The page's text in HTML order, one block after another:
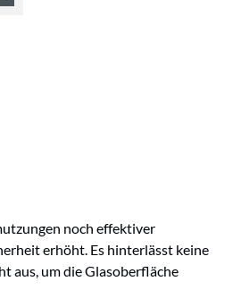
noch effektiver
erhöht. Es hinterlässt keine
aus, um die Glasoberfläche